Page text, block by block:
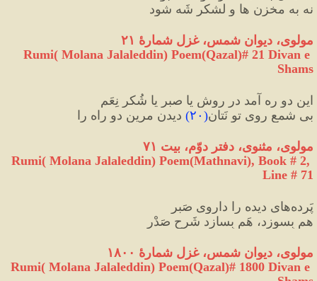
نه به مخزن ها و لشکر شَه شود
مولوی، دیوان شمس، غزل شمارهٔ ۲۱
Rumi( Molana Jalaleddin) Poem(Qazal)# 21 Divan e
Shams
این دو ره آمد در روش یا صبر یا شُکرِ نِعَم
بی شمع رویِ تو نَتان( ۲۰) دیدن مرین دو راه را
مولوی، مثنوی، دفتر دوّم، بیت ۷۱
Rumi( Molana Jalaleddin) Poem(Mathnavi), Book # 2,
Line # 71
پَرده‌هایِ دیده را دارویِ صَبر
هم بِسوزد، هَم بِسازد شَرحِ صَدْر
مولوی، دیوان شمس، غزل شمارهٔ ۱۸۰۰
Rumi( Molana Jalaleddin) Poem(Qazal)# 1800 Divan e